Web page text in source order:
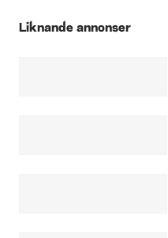
Liknande annonser